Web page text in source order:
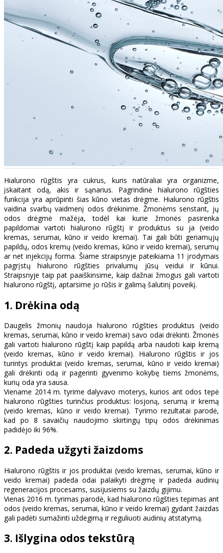
Hialurono rūgštis yra cukrus, kuris natūraliai yra organizme,
įskaitant odą, akis ir sąnarius. Pagrindinė hialurono rūgšties
funkcija yra aprūpinti šias kūno vietas drėgme. Hialurono rūgštis
vaidina svarbų vaidmenį odos drėkinime. Žmonėms senstant, jų
odos drėgmė mažėja, todėl kai kurie žmonės pasirenka
papildomai vartoti hialurono rūgštį ir produktus su ja (veido
kremas, serumai, kūno ir veido kremai). Tai gali būti geriamųjų
papildų, odos kremų (veido kremas, kūno ir veido kremai), serumų
ar net injekcijų forma. Šiame straipsnyje pateikiama 11 įrodymais
pagrįstų hialurono rūgšties privalumų jūsų veidui ir kūnui.
Straipsnyje taip pat paaiškinsime, kaip dažnai žmogus gali vartoti
hialurono rūgštį, aptarsime jo rūšis ir galimą šalutinį poveikį.
1. Drėkina odą
Daugelis žmonių naudoja hialurono rūgšties produktus (veido
kremas, serumai, kūno ir veido kremai) savo odai drėkinti. Žmonės
gali vartoti hialurono rūgštį kaip papildą arba naudoti kaip kremą
(veido kremas, kūno ir veido kremai). Hialurono rūgštis ir jos
turintys produktai (veido kremas, serumai, kūno ir veido kremai)
gali drėkinti odą ir pagerinti gyvenimo kokybę tiems žmonėms,
kurių oda yra sausa.
Viename 2014 m. tyrime dalyvavo moterys, kurios ant odos tepė
hialurono rūgšties turinčius produktus: losjoną, serumą ir kremą
(veido kremas, kūno ir veido kremai). Tyrimo rezultatai parodė,
kad po 8 savaičių naudojimo skirtingų tipų odos drėkinimas
padidėjo iki 96%.
2. Padeda užgyti žaizdoms
Hialurono rūgštis ir jos produktai (veido kremas, serumai, kūno ir
veido kremai) padeda odai palaikyti drėgmę ir padeda audinių
regeneracijos procesams, susijusiems su žaizdų gijimu.
Vienas 2016 m. tyrimas parodė, kad hialurono rūgšties tepimas ant
odos (veido kremas, serumai, kūno ir veido kremai) gydant žaizdas
gali padėti sumažinti uždegimą ir reguliuoti audinių atstatymą.
3. Išlygina odos tekstūrą